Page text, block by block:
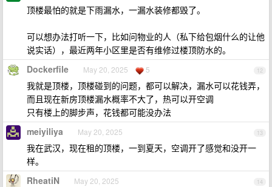
顶楼最怕的就是下雨漏水，一漏水装修都毁了。
可以想办法打听一下，比如问物业的人（私下给包烟什么的让他
说实话），最近两年小区里是否有维修过楼顶防水的。
12
Dockerfile May 20, 2025 5
我就是顶楼，顶楼碰到的问题，都可以解决，漏水可以花钱弄，
而且现在新房顶楼漏水概率不大了，热可以开空调
只有楼上的脚步声，花钱都可能没办法
13
meiyiliya May 20, 2025
我在武汉，现在租的顶楼，一到夏天，空调开了感觉和没开一
样。
14
RheatiN May 20, 2025